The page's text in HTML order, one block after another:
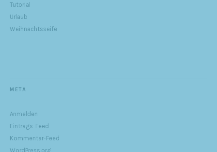
Tutorial
Urlaub
Weihnachtsseife
META
Anmelden
Eintrags-Feed
Kommentar-Feed
WordPress.org